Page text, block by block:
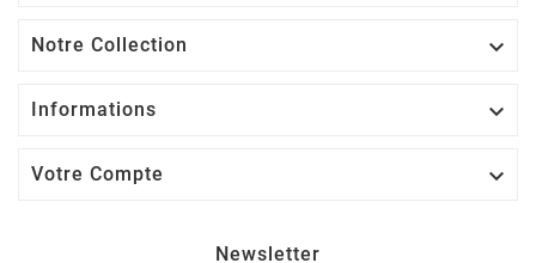
Notre Collection 
Informations 
Votre Compte 
Newsletter